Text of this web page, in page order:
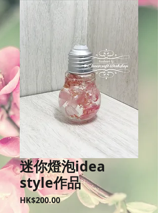
迷你燈泡idea
style作品
HK$200.00價